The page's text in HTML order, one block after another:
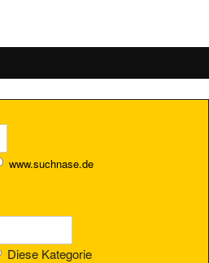
www.suchnase.de
Diese Kategorie